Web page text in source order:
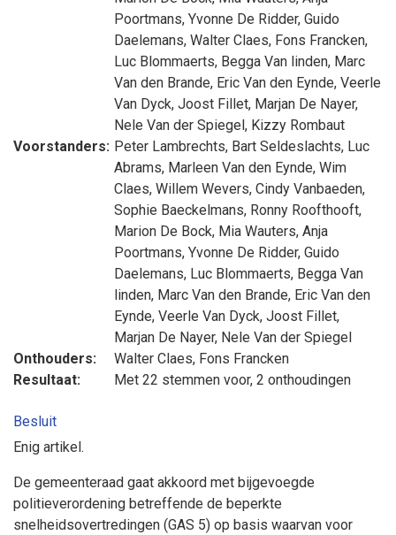
Poortmans, Yvonne De Ridder, Guido
Daelemans, Walter Claes, Fons Francken,
Luc Blommaerts, Begga Van linden, Marc
Van den Brande, Eric Van den Eynde, Veerle
Van Dyck, Joost Fillet, Marjan De Nayer,
Nele Van der Spiegel, Kizzy Rombaut
Voorstanders: Peter Lambrechts, Bart Seldeslachts, Luc
Abrams, Marleen Van den Eynde, Wim
Claes, Willem Wevers, Cindy Vanbaeden,
Sophie Baeckelmans, Ronny Roofthooft,
Marion De Bock, Mia Wauters, Anja
Poortmans, Yvonne De Ridder, Guido
Daelemans, Luc Blommaerts, Begga Van
linden, Marc Van den Brande, Eric Van den
Eynde, Veerle Van Dyck, Joost Fillet,
Marjan De Nayer, Nele Van der Spiegel
Onthouders:
Walter Claes, Fons Francken
Resultaat:
Met 22 stemmen voor, 2 onthoudingen
Besluit
Enig artikel.
De gemeenteraad gaat akkoord met bijgevoegde
politieverordening betreffende de beperkte
snelheidsovertredingen (GAS 5) op basis waarvan voor